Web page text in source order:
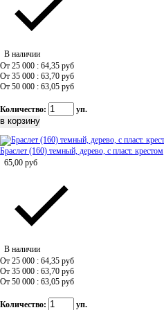
В наличии
От 25 000 : 64,35 руб
От 35 000 : 63,70 руб
От 50 000 : 63,05 руб
Количество: уп.
Браслет (160) темный, дерево, с пласт. крестом
65,00 руб
В наличии
От 25 000 : 64,35 руб
От 35 000 : 63,70 руб
От 50 000 : 63,05 руб
Количество: уп.